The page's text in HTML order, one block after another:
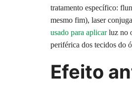
tratamento específico:
mesmo fim), laser
usado para aplicarluz no
periférica dos tecidos do
Efeito